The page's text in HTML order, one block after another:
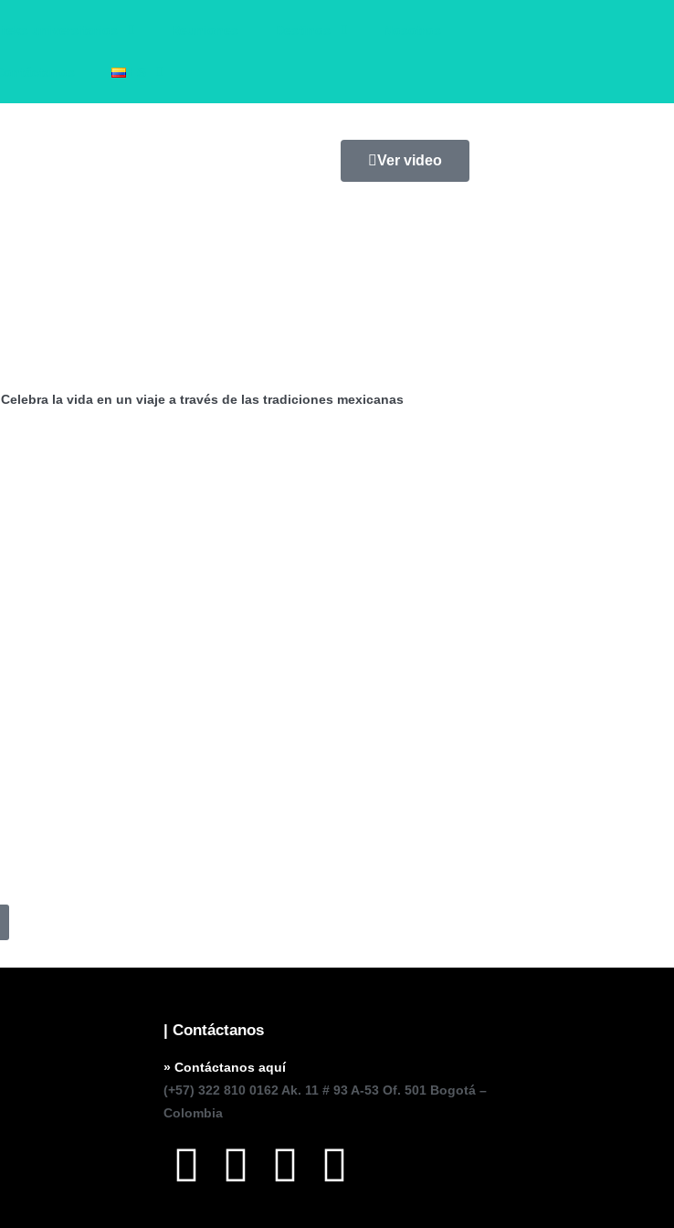
Ver video
Celebra la vida en un viaje a través de las tradiciones mexicanas
| Contáctanos
» Contáctanos aquí
(+57) 322 810 0162 Ak. 11 # 93 A-53 Of. 501 Bogotá –
Colombia